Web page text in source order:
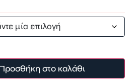
στο καλάθι